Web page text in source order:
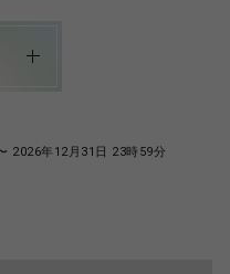
2026年12月31日 23時59分